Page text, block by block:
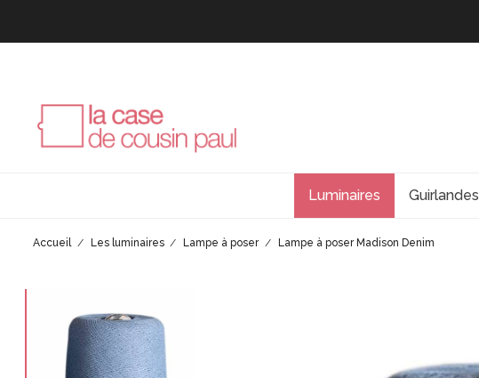
Luminaires Guirlandes
Accueil Les luminaires Lampe à poser Lampe à poser Madison Denim